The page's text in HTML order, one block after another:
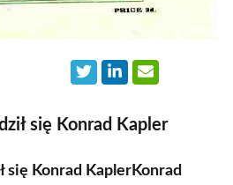
się Konrad Kapler
się Konrad KaplerKonrad